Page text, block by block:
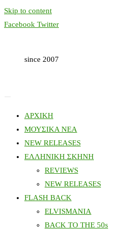
Skip to content
Facebook Twitter
since 2007
ΑΡΧΙΚΗ
ΜΟΥΣΙΚΑ ΝΕΑ
NEW RELEASES
ΕΛΛΗΝΙΚΗ ΣΚΗΝΗ
REVIEWS
NEW RELEASES
FLASH BACK
ELVISMANIA
BACK TO THE 50s